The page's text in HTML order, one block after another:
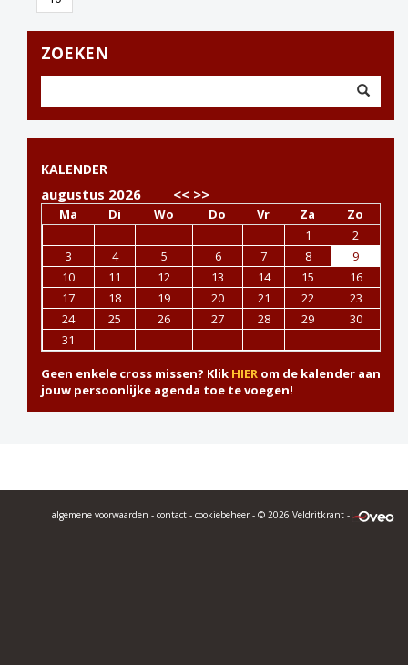
ZOEKEN
KALENDER
augustus 2026 << >>
Ma Di Wo Do Vr Za
Zo
1
2
3
4 5 6 7 8
9
10
11 12 13 14 15
16
17
18 19 20 21 22
23
24
25 26 27 28 29
30
31
Geen enkele cross missen? Klik HIER om de kalender aan
jouw persoonlijke agenda toe te voegen!
algemene voorwaarden - contact - cookiebeheer - © 2026 Veldritkrant -